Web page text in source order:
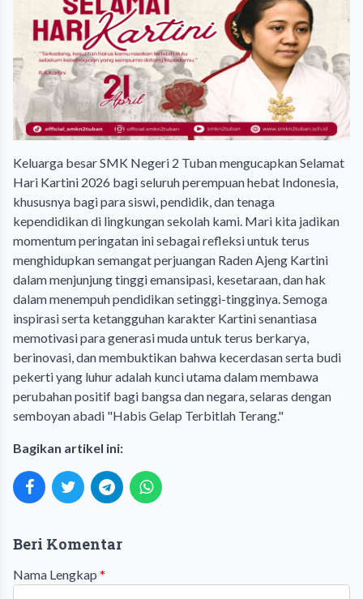
Keluarga besar SMK Negeri 2 Tuban mengucapkan Selamat
Hari Kartini 2026 bagi seluruh perempuan hebat Indonesia,
khususnya bagi para siswi, pendidik, dan tenaga
kependidikan di lingkungan sekolah kami. Mari kita jadikan
momentum peringatan ini sebagai refleksi untuk terus
menghidupkan semangat perjuangan Raden Ajeng Kartini
dalam menjunjung tinggi emansipasi, kesetaraan, dan hak
dalam menempuh pendidikan setinggi-tingginya. Semoga
inspirasi serta ketangguhan karakter Kartini senantiasa
memotivasi para generasi muda untuk terus berkarya,
berinovasi, dan membuktikan bahwa kecerdasan serta budi
pekerti yang luhur adalah kunci utama dalam membawa
perubahan positif bagi bangsa dan negara, selaras dengan
semboyan abadi "Habis Gelap Terbitlah Terang."
Bagikan artikel ini:
Beri Komentar
Nama Lengkap *